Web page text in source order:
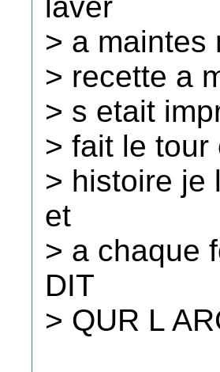
> a maintes
> recette a
> s etait
> fait le tour
> histoire je
et
> a chaque
DIT
> QUR L